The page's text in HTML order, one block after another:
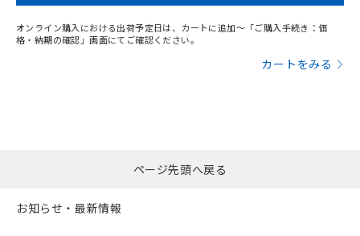
オンライン購入における出荷予定日は、カートに追加～「ご購入手続き：価
格・納期の確認」画面にてご確認ください。
カートをみる
ページ先頭へ戻る
お知らせ・最新情報